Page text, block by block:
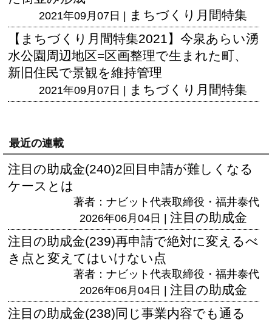
2021年09月07日 | まちづくり月間特集
【まちづくり月間特集2021】今泉あらい湧
水公園周辺地区=区画整理で生まれた町、
新旧住民で景観を維持管理
2021年09月07日 | まちづくり月間特集
最近の連載
注目の助成金(240)2回目申請が難しくなる
ケースとは
著者：ナビット代表取締役・福井泰代
2026年06月04日 | 注目の助成金
注目の助成金(239)再申請で絶対に変えるべ
き点と変えてはいけない点
著者：ナビット代表取締役・福井泰代
2026年06月04日 | 注目の助成金
注目の助成金(238)同じ事業内容でも通る